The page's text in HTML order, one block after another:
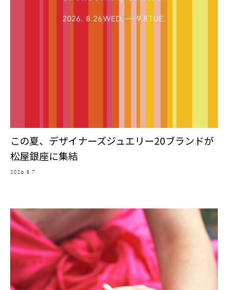
この夏、デザイナーズジュエリー20ブランドが
松屋銀座に集結
2026.8.7